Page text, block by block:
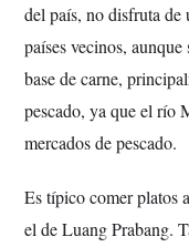
del país, no disfruta de
países vecinos,
base de carne,
pescado, ya que el río
mercados de pescado.
Es típico comer platos
el de Luang Prabang.